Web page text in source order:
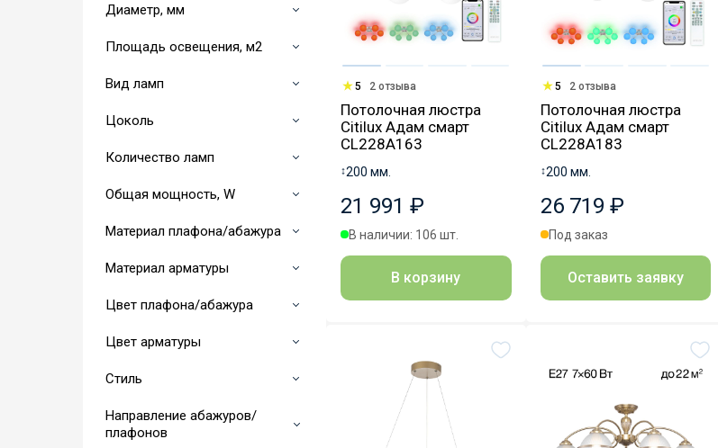
Диаметр, мм
Площадь освещения, м2
Вид ламп
Цоколь
Количество ламп
Общая мощность, W
Материал плафона/абажура
Материал арматуры
Цвет плафона/абажура
Цвет арматуры
Стиль
Направление абажуров/
плафонов
5 2 отзыва
Потолочная люстра
Citilux Адам смарт
CL228A163
↕200 мм.
21 991 ₽
В наличии: 106 шт.
В корзину
5 2 отзыва
Потолочная люстра
Citilux Адам смарт
CL228A183
↕200 мм.
26 719 ₽
Под заказ
Оставить заявку